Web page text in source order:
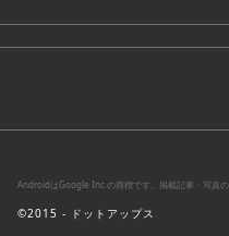
AndroidはGoogle Inc.の商標です。掲載記事・写真
©2015 - ドットアップス